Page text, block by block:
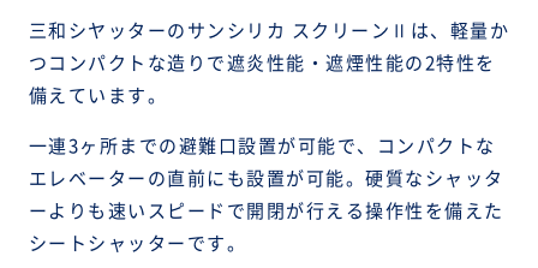
三和シヤッターのサンシリカ スクリーンⅡは、軽量か
つコンパクトな造りで遮炎性能・遮煙性能の2特性を
備えています。
一連3ヶ所までの避難口設置が可能で、コンパクトな
エレベーターの直前にも設置が可能。硬質なシャッタ
ーよりも速いスピードで開閉が行える操作性を備えた
シートシャッターです。